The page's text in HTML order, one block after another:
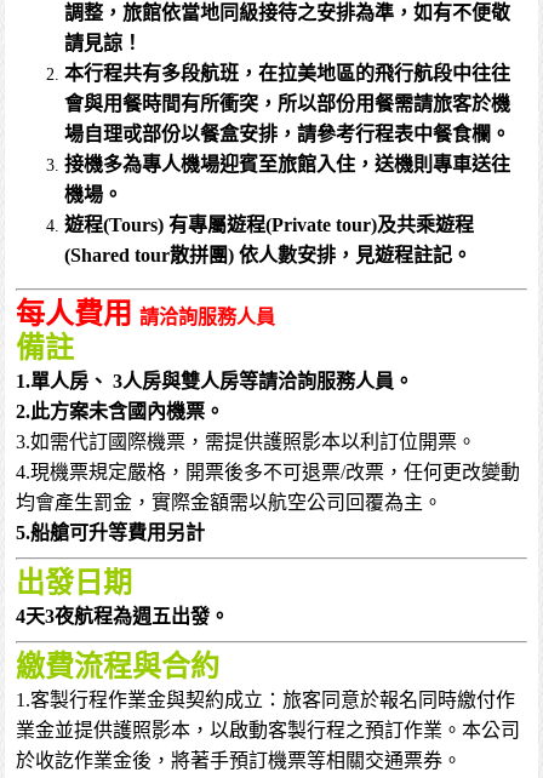
調整，旅館依當地同級接待之安排為準，如有不便敬
請見諒！
本行程共有多段航班，在拉美地區的飛行航段中往往
會與用餐時間有所衝突，所以部份用餐需請旅客於機
場自理戓部份以餐盒安排，請參考行程表中餐食欄。
接機多為專人機場迎賓至旅館入住，送機則專車送往
機場。
遊程(Tours) 有專屬遊程(Private tour)及共乘遊程
(Shared tour散拼團) 依人數安排，見遊程註記。
每人費用請洽詢服務人員
備註
1.單人房、 3人房與雙人房等請洽詢服務人員。
2.此方案未含國內機票。
3.如需代訂國際機票，需提供護照影本以利訂位開票。
4.現機票規定嚴格，開票後多不可退票/改票，任何更改變動
均會產生罰金，實際金額需以航空公司回覆為主。
5.船艙可升等費用另計
出發日期
4天3夜航程為週五出發。
繳費流程與合約
1.客製行程作業金與契約成立：旅客同意於報名同時繳付作
業金並提供護照影本，以啟動客製行程之預訂作業。本公司
於收訖作業金後，將著手預訂機票等相關交通票券。